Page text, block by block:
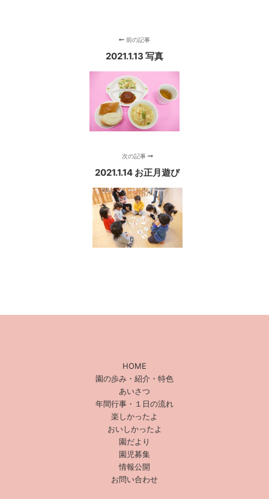
前の記事
2021.1.13 写真
次の記事
2021.1.14 お正月遊び
HOME
園の歩み・紹介・特色
あいさつ
年間行事・１日の流れ
楽しかったよ
おいしかったよ
園だより
園児募集
情報公開
お問い合わせ